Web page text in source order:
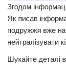
Згодом
Як писав
подружжя вже
нейтралізувати
Шукайте деталі в